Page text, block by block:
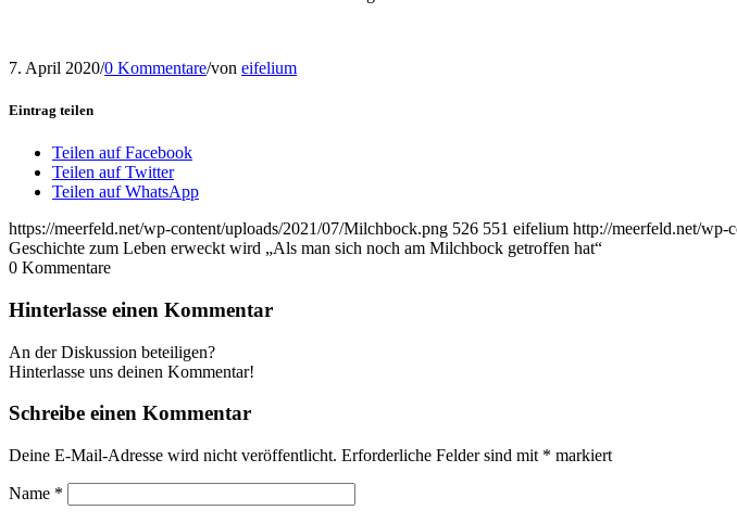
7. April 2020/0 Kommentare/von eifelium
Eintrag teilen
Teilen auf Facebook
Teilen auf Twitter
Teilen auf WhatsApp
https://meerfeld.net/wp-content/uploads/2021/07/Milchbock.png 526 551 eifelium http://meerfeld.net/wp-
Geschichte zum Leben erweckt wird „Als man sich noch am Milchbock getroffen hat“
0 Kommentare
Hinterlasse einen Kommentar
An der Diskussion beteiligen?
Hinterlasse uns deinen Kommentar!
Schreibe einen Kommentar
Deine E-Mail-Adresse wird nicht veröffentlicht. Erforderliche Felder sind mit * markiert
Name *